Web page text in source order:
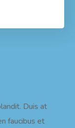
Duis at
faucibus et